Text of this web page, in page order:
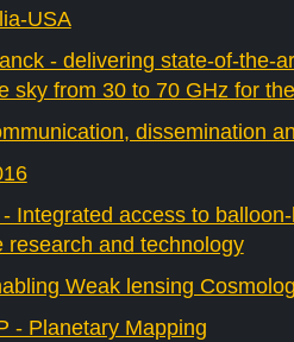
USA
- delivering state-of-the-
sky from 30 to 70 GHz for
dissemination
Integrated access to
research and technology
Weak lensing
- Planetary Mapping